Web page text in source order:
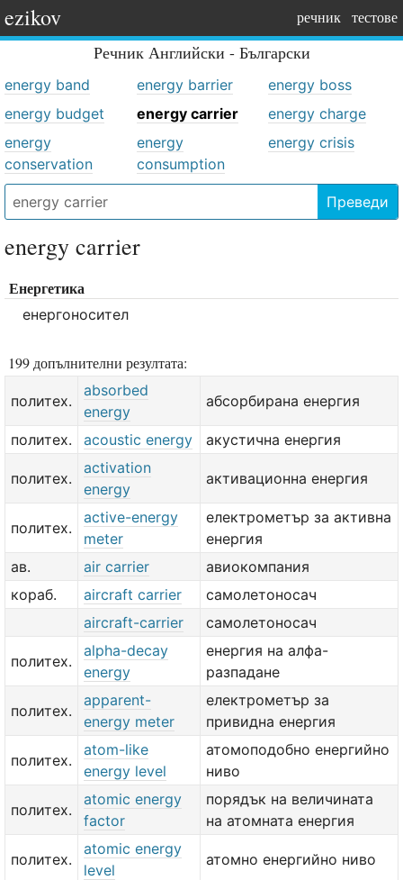
ezikov речник тестове
Речник Английски - Български
energy band energy barrier
energy boss
energy budget
energy carrier
energy charge
energy
conservation
energy
consumption
energy crisis
Преведи
energy carrier
Енергетика
енергоносител
199 допълнителни резултата:
политех.
absorbed
energy
абсорбирана енергия
политех. acoustic energy акустична енергия
политех.
activation
energy
активационна енергия
политех.
active-energy
meter
електрометър за активна
енергия
ав.
air carrier
авиокомпания
кораб.
aircraft carrier
самолетоносач
aircraft-carrier
самолетоносач
политех.
alpha-decay
energy
енергия на алфа-
разпадане
политех.
apparent-
energy meter
електрометър за
привидна енергия
политех.
atom-like
energy level
атомоподобно енергийно
ниво
политех.
atomic energy
factor
порядък на величината
на атомната енергия
политех.
atomic energy
level
атомно енергийно ниво